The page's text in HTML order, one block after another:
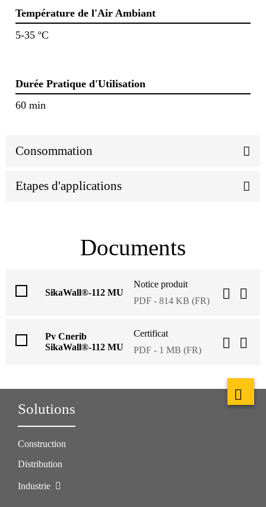
Température de l'Air Ambiant
5-35 ºC
Durée Pratique d'Utilisation
60 min
Consommation
Etapes d'applications
Documents
SikaWall®-112 MU
Notice produit
PDF - 814 KB (FR)
Pv Cnerib
SikaWall®-112 MU
Certificat
PDF - 1 MB (FR)
Solutions
Construction
Distribution
Industrie